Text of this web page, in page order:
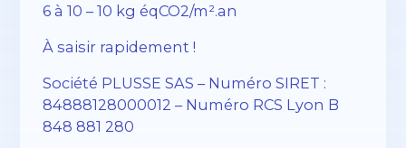
6 à 10 – 10 kg éqCO2/m².an
À saisir rapidement !
Société PLUSSE SAS – ​​Numéro SIRET :
84888128000012 – Numéro RCS Lyon B
848 881 280